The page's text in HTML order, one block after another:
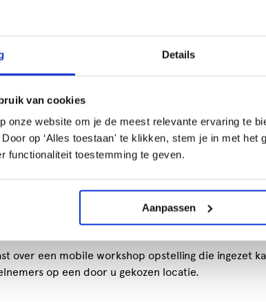
Details
van cookies
onze website om je de meest relevante ervaring te
op ‘Alles toestaan' te klikken, stem je in met
functionaliteit toestemming te geven.
Aanpassen
Hague Street Art", Jochem Cats. We Are Cats
workshops voor scholen en particulieren,
lessen, opdrachten, kinderfeestjes en
organiseren wij super leuke workshops waarin we
van Graffiti/street art leren. Na afloop krijg je
mee naar huis! Onze kinderfeestjes duren
alle materialen, glaasje limo, gebruik van privé
kind vanaf € 25,- (bij minimaal 8 kids). Meer info
en mogelijkheden? Stuur een mailtje naar
op 0619775132.
over een mobile workshop opstelling die ingezet
op een door u gekozen locatie.